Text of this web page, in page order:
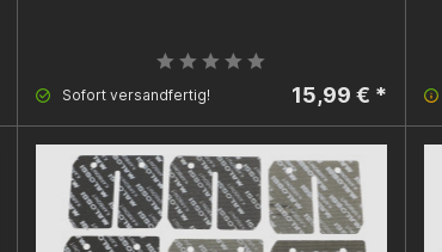
Sofort versandfertig! 15,99 € *